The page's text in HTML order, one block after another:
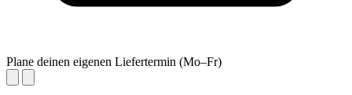
Plane deinen eigenen Liefertermin (Mo–Fr)